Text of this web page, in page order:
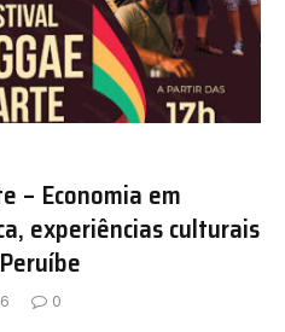
– Economia em
experiências culturais
0